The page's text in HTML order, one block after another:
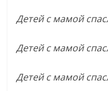
Детей с мамой
Детей с мамой
Детей с мамой